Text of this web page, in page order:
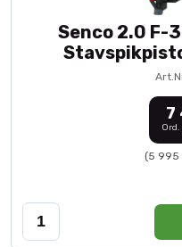
Senco 2.0 F-
7
Ord.
(5 995